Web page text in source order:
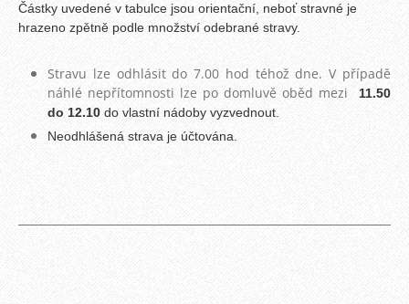
Částky uvedené v tabulce jsou orientační, neboť stravné je
hrazeno zpětně podle množství odebrané stravy.
Stravu lze odhlásit do 7.00 hod téhož dne. V případě
náhlé nepřítomnosti lze po domluvě oběd mezi
11.50
do 12.10 do vlastní nádoby vyzvednout.
Neodhlášená strava je účtována.